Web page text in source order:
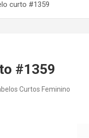
curto #1359
#1359
Curtos Feminino